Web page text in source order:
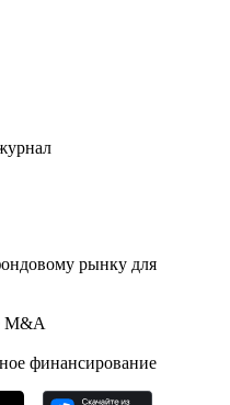
рынку для
M&A
финансирование